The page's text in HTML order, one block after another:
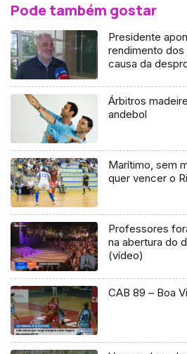
Pode também gostar
Presidente
rendimento
causa da
Árbitros
andebol
Marítimo, sem
quer vencer o
Professores
na abertura do
(vídeo)
CAB 89 – Boa